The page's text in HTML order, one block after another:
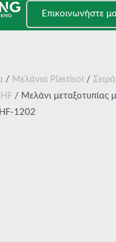
Επικοινωνήστε
/ Μελάνια Plastisol /
/ Μελάνι μεταξοτυπίας
1202